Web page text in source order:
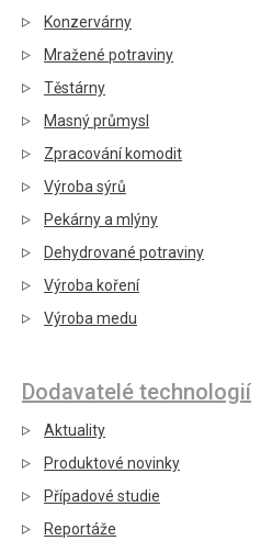
Konzervárny
Mražené potraviny
Těstárny
Masný průmysl
Zpracování komodit
Výroba sýrů
Pekárny a mlýny
Dehydrované potraviny
Výroba koření
Výroba medu
Dodavatelé technologií
Aktuality
Produktové novinky
Případové studie
Reportáže